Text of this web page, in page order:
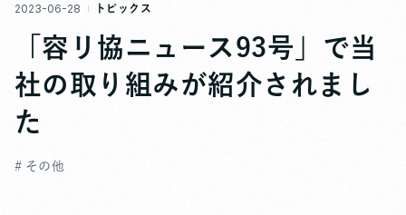
2023-06-28 トピックス
「容リ協ニュース93号」で当
社の取り組みが紹介されまし
た
# その他